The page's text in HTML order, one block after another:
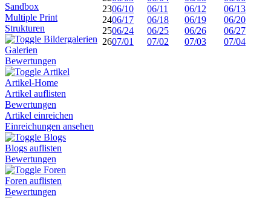
Sandbox
Multiple Print
Strukturen
Bildergalerien
Galerien
Bewertungen
Artikel
Artikel-Home
Artikel auflisten
Bewertungen
Artikel einreichen
Einreichungen ansehen
Blogs
Blogs auflisten
Bewertungen
Foren
Foren auflisten
Bewertungen
2306/10 06/11 06/12
06/13
2406/17 06/18 06/19
06/20
2506/24 06/25 06/26
06/27
2607/01 07/02 07/03 07/04